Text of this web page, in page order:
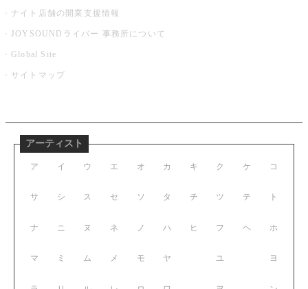
ナイト店舗の開業支援情報
JOYSOUNDライバー 事務所について
Global Site
サイトマップ
アーティスト
ア イ ウ エ オ
サ シ ス セ ソ
ナ ニ ヌ ネ ノ
マ ミ ム メ モ
カ キ ク ケ コ
タ チ ツ テ ト
ハ ヒ フ ヘ ホ
ヤ ユ ヨ